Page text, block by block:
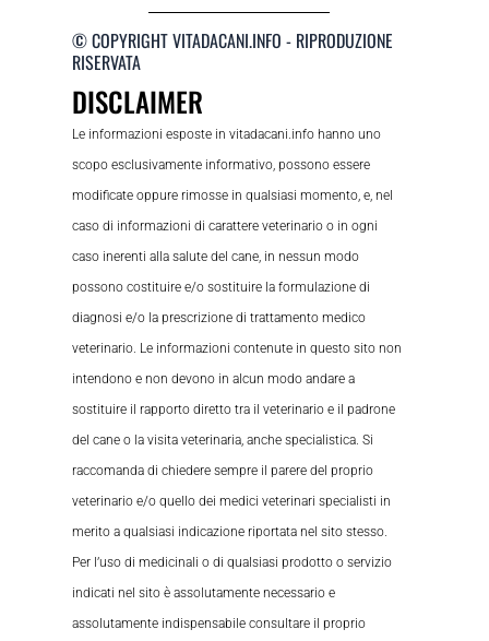
© COPYRIGHT VITADACANI.INFO - RIPRODUZIONE
RISERVATA
DISCLAIMER
Le informazioni esposte in vitadacani.info hanno uno
scopo esclusivamente informativo, possono essere
modificate oppure rimosse in qualsiasi momento, e, nel
caso di informazioni di carattere veterinario o in ogni
caso inerenti alla salute del cane, in nessun modo
possono costituire e/o sostituire la formulazione di
diagnosi e/o la prescrizione di trattamento medico
veterinario. Le informazioni contenute in questo sito non
intendono e non devono in alcun modo andare a
sostituire il rapporto diretto tra il veterinario e il padrone
del cane o la visita veterinaria, anche specialistica. Si
raccomanda di chiedere sempre il parere del proprio
veterinario e/o quello dei medici veterinari specialisti in
merito a qualsiasi indicazione riportata nel sito stesso.
Per l’uso di medicinali o di qualsiasi prodotto o servizio
indicati nel sito è assolutamente necessario e
assolutamente indispensabile consultare il proprio